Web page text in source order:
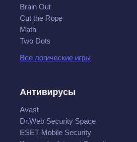
Brain Out
Cut the Rope
Math
Two Dots
Все логические игры
Антивирусы
Avast
Dr.Web Security Space
ESET Mobile Security